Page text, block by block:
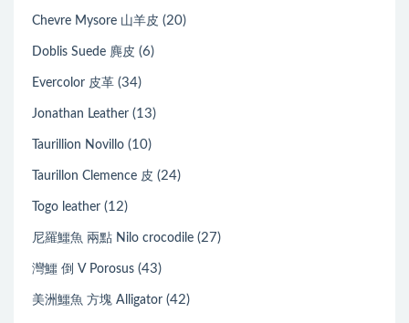
Chevre Mysore 山羊皮 (20)
Doblis Suede 麂皮 (6)
Evercolor 皮革 (34)
Jonathan Leather (13)
Taurillion Novillo (10)
Taurillon Clemence 皮 (24)
Togo leather (12)
尼羅鱷魚 兩點 Nilo crocodile (27)
灣鱷 倒 V Porosus (43)
美洲鱷魚 方塊 Alligator (42)